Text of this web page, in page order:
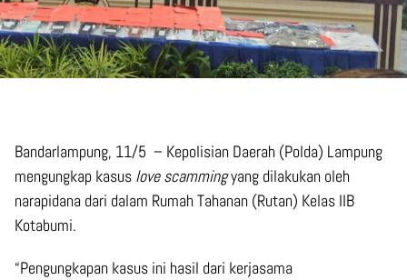
Bandarlampung, 11/5 – Kepolisian Daerah (Polda) Lampung
mengungkap kasus love scammingyang dilakukan oleh
narapidana dari dalam Rumah Tahanan (Rutan) Kelas IIB
Kotabumi.
“Pengungkapan kasus ini hasil dari kerjasama